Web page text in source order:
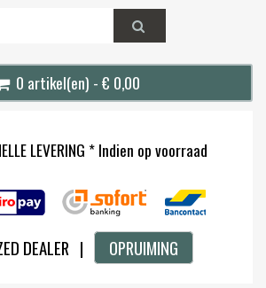
0 artikel(en) - € 0,00
LEVERING * Indien op voorraad
DEALER | OPRUIMING